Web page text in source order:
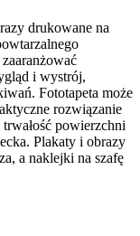
drukowane na
i wystrój,
Fototapeta może
rozwiązanie
powierzchni
Plakaty i obrazy
a naklejki na szafę